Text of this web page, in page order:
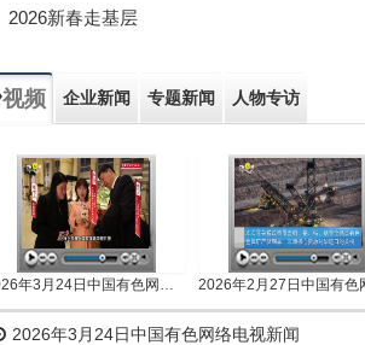
2026新春走基层
视频 企业新闻 专题新闻 人物专访
2026年3月24日中国有色网络电视新闻
2026年3月24日中国有色网络电视新闻